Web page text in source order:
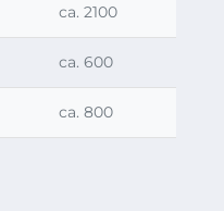
ca. 2100
ca. 600
ca. 800